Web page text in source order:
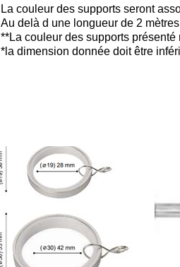
La couleur des supports seront
​Au delà d une longueur de 2
**La couleur des supports présenté
*la dimension donnée doit être